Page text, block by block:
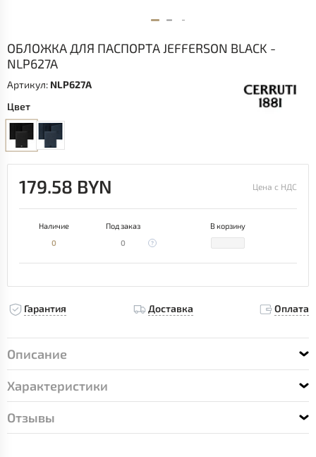
ОБЛОЖКА ДЛЯ ПАСПОРТА JEFFERSON BLACK -
NLP627A
Артикул: NLP627A
Цвет
179.58 BYN Цена с НДС
Наличие Под заказ
В корзину
0
0
Гарантия Доставка Оплата
Описание
Характеристики
Отзывы